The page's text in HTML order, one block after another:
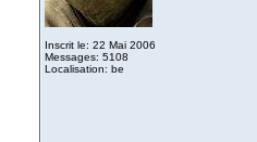
Inscrit le: 22 Mai 2006
Messages: 5108
Localisation: be